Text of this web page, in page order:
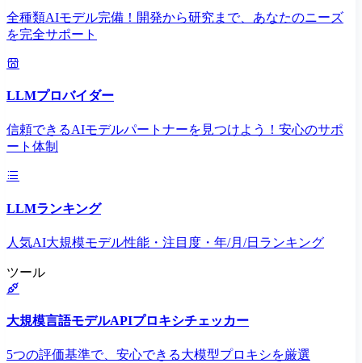
全種類AIモデル完備！開発から研究まで、あなたのニーズ
を完全サポート
LLMプロバイダー
信頼できるAIモデルパートナーを見つけよう！安心のサポ
ート体制
LLMランキング
人気AI大規模モデル性能・注目度・年/月/日ランキング
ツール
大規模言語モデルAPIプロキシチェッカー
5つの評価基準で、安心できる大模型プロキシを厳選